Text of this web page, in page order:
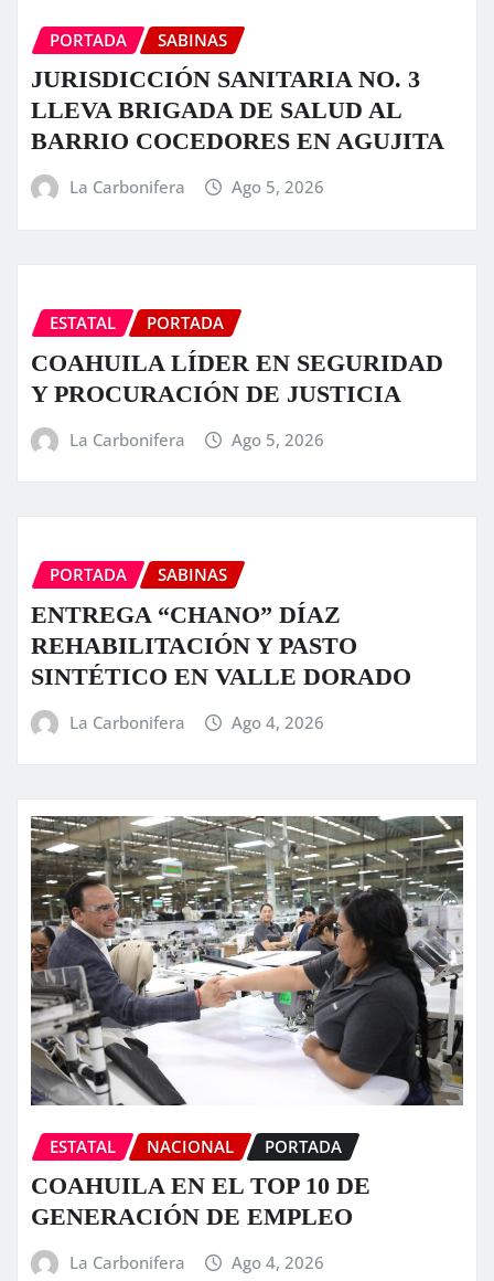
PORTADA SABINAS
JURISDICCIÓN SANITARIA NO. 3
LLEVA BRIGADA DE SALUD AL
BARRIO COCEDORES EN AGUJITA
La Carbonifera Ago 5, 2026
ESTATAL PORTADA
COAHUILA LÍDER EN SEGURIDAD
Y PROCURACIÓN DE JUSTICIA
La Carbonifera Ago 5, 2026
PORTADA SABINAS
ENTREGA “CHANO” DÍAZ
REHABILITACIÓN Y PASTO
SINTÉTICO EN VALLE DORADO
La Carbonifera Ago 4, 2026
ESTATAL NACIONAL PORTADA
COAHUILA EN EL TOP 10 DE
GENERACIÓN DE EMPLEO
La Carbonifera Ago 4, 2026